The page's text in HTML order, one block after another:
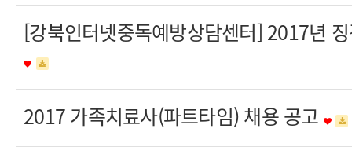
[강북인터넷중독예방상담센터] 2017년
2017 가족치료사(파트타임) 채용 공고